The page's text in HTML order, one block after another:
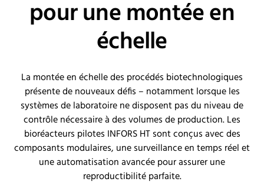
pour une montée en
échelle
La montée en échelle des procédés biotechnologiques
présente de nouveaux défis – notamment lorsque les
systèmes de laboratoire ne disposent pas du niveau de
contrôle nécessaire à des volumes de production. Les
bioréacteurs pilotes INFORS HT sont conçus avec des
composants modulaires, une surveillance en temps réel et
une automatisation avancée pour assurer une
reproductibilité parfaite.